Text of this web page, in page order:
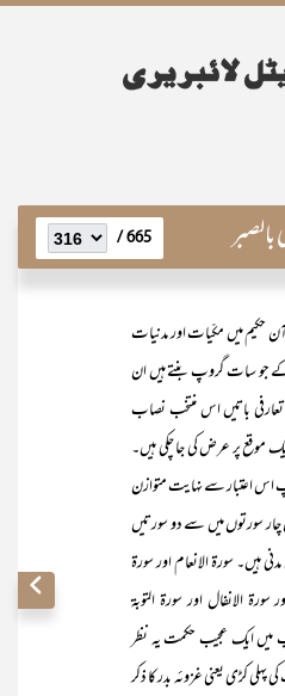
665 /
حکیم میں مکّیات اور مدنیات
جو سات گروپ بنتے ہیں ان
باتیں اس منتخب نصاب
پر عرض کی جا چکی ہیں۔
اس اعتبار سے نہایت متوازن
سورتوں میں سے دو سورتیں
ہیں۔ سورۃ الانعام اور سورۃ
الانفال اور سورۃ التوبۃ
میں ایک عجیب حکمت یہ نظر
کڑی یعنی غزوئہ بدر کا ذکر